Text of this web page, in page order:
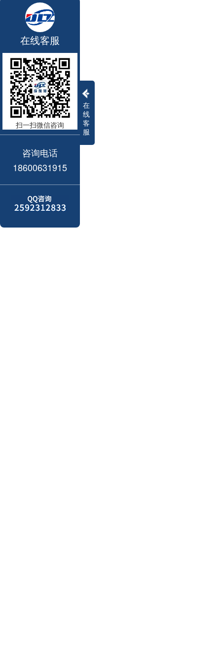
在
线
客
服
在线客服
扫一扫微信咨询
咨询电话
18600631915